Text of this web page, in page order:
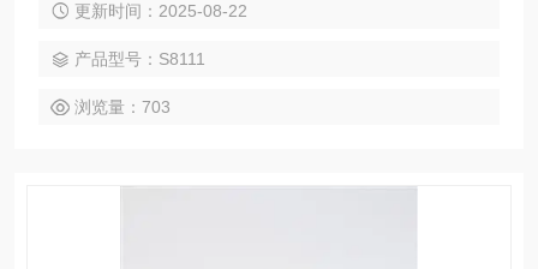
分配作用，极性大的物质的保留弱先被洗脱，极性小的化合物
更新时间：2025-08-22
产品型号：S8111
浏览量：703